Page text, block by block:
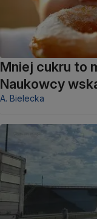
Mniej cukru to
Naukowcy
A. Bielecka